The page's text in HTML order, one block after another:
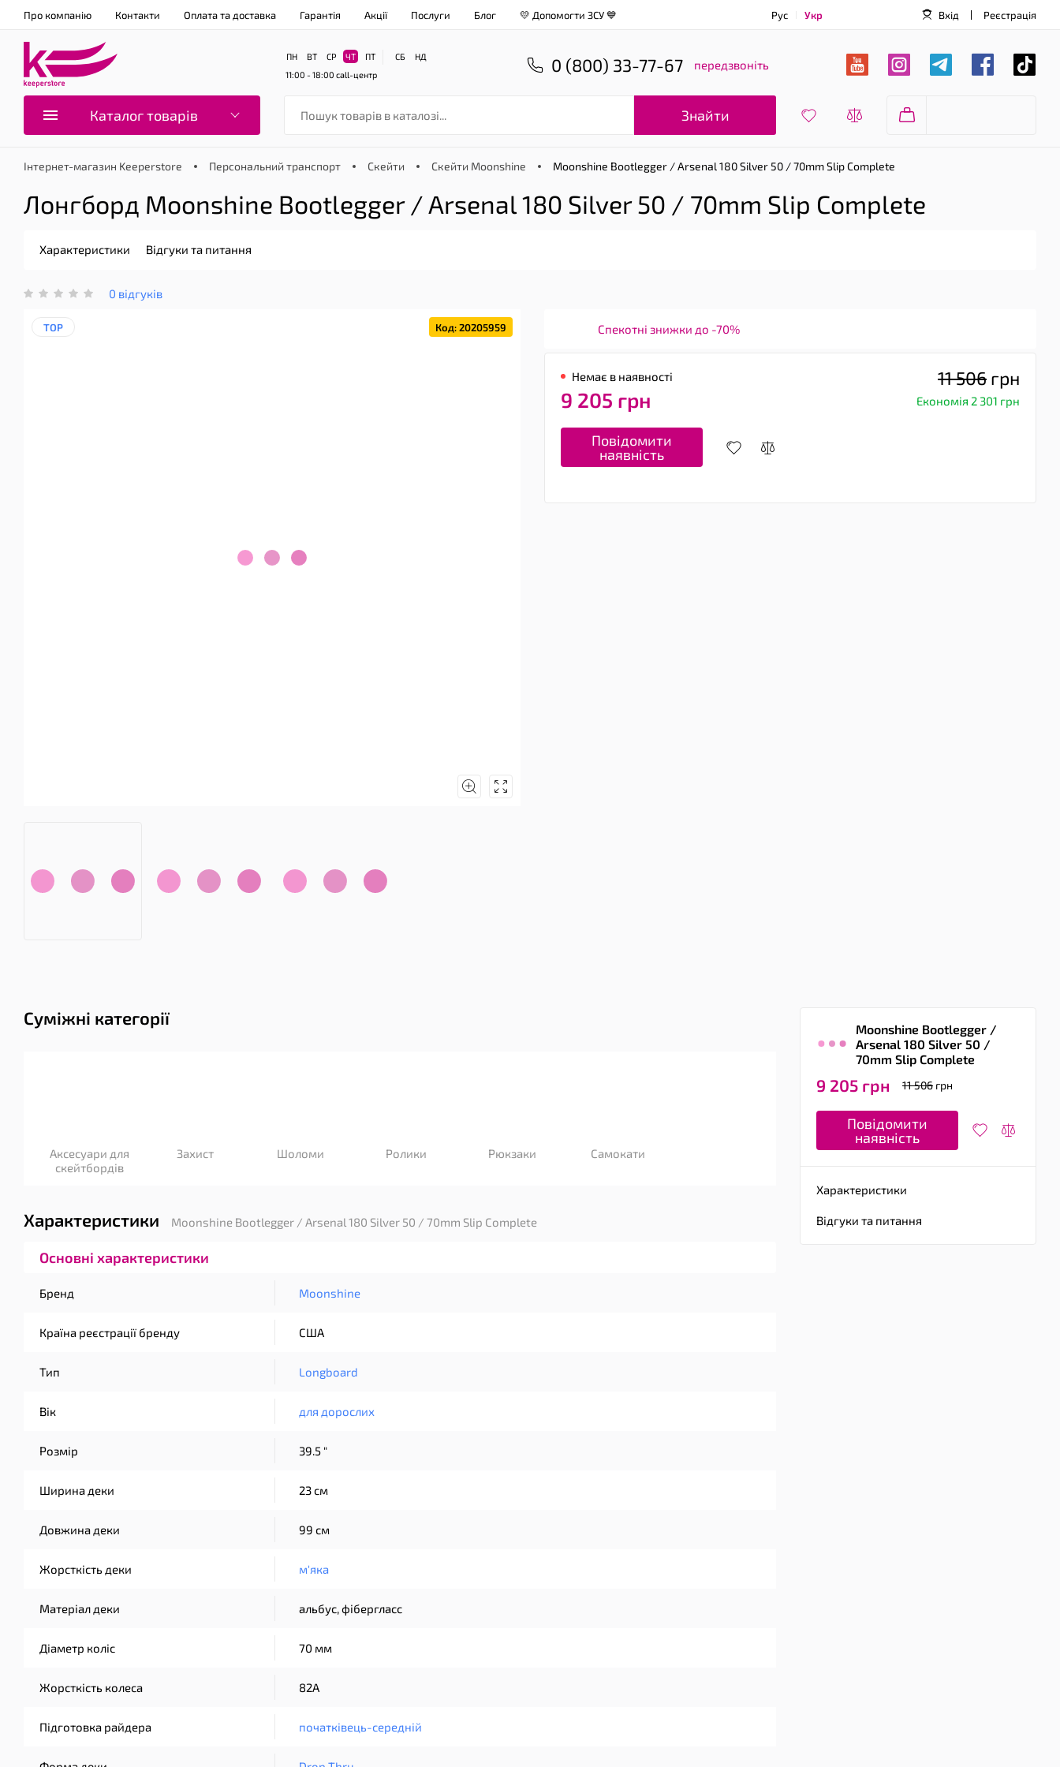
Про компанію Контакти Оплата та доставка Гарантія Акції Послуги Блог 💛 Допомогти ЗСУ 💙 Рус Укр Вхід Реєстрація
ПН ВТ СР ЧТ ПТ СБ
НД
11:00 - 18:00 call-центр 0 (800) 33-77-67 передзвоніть
Каталог товарів Знайти
Інтернет-магазин Keeperstore Персональний транспорт Скейти Скейти Moonshine Moonshine Bootlegger / Arsenal 180 Silver 50 / 70mm Slip Complete
Лонгборд Moonshine Bootlegger / Arsenal 180 Silver 50 / 70mm Slip Complete
Характеристики Відгуки та питання
0 відгуків
TOP Код: 20205959 Спекотні знижки до -70%
Немає в наявності
9 205 грн
11 506 грн
Економія 2 301 грн
Повідомити
наявність
Суміжні категорії
Аксесуари для
скейтбордів
Захист Шоломи Ролики Рюкзаки Самокати
Характеристики Moonshine Bootlegger / Arsenal 180 Silver 50 / 70mm Slip Complete
Основні характеристики
Бренд Moonshine
Країна реєстрації бренду США
Тип Longboard
Вік для дорослих
Розмір 39.5 "
Ширина деки 23 см
Довжина деки 99 см
Жорсткість деки м'яка
Матеріал деки альбус, фібергласс
Діаметр коліс 70 мм
Жорсткість колеса 82A
Підготовка райдера початківець-середній
Moonshine Bootlegger /
Arsenal 180 Silver 50 /
70mm Slip Complete
9 205 грн 11 506 грн
Повідомити
наявність
Характеристики
Відгуки та питання